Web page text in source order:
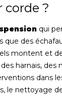
corde ?
qui
que des
montent et
harnais,
dans
le nettoyage